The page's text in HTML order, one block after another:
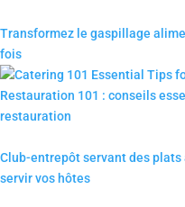
Transformez le gaspillage
fois
Restauration 101 : conseils
restauration
Club-entrepôt servant des
servir vos hôtes